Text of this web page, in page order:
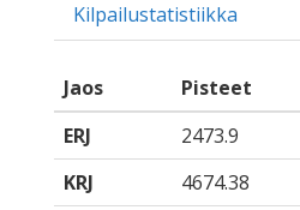
Kilpailustatistiikka
Jaos Pisteet
ERJ
2473.9
KRJ
4674.38